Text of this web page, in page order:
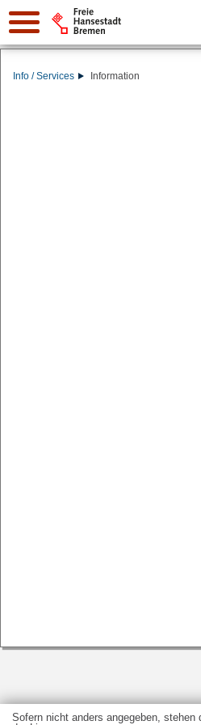
Suche:
Info / Services Information
Sofern nicht anders angegeben,